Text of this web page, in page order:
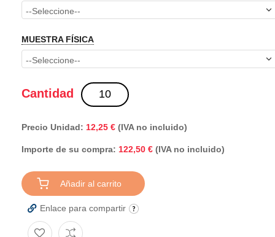
MUESTRA FÍSICA
Cantidad
Precio Unidad: 12,25 € (IVA no incluido)
Importe de su compra: 122,50 € (IVA no incluido)
Añadir al carrito
Enlace para compartir